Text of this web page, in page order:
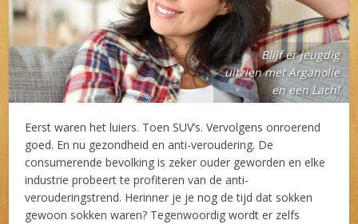
Blijf er jeugdig
uitzien met Arganolie
en een Lach!
Eerst waren het luiers. Toen SUV’s. Vervolgens onroerend
goed. En nu gezondheid en anti-veroudering. De
consumerende bevolking is zeker ouder geworden en elke
industrie probeert te profiteren van de anti-
verouderingstrend. Herinner je je nog de tijd dat sokken
gewoon sokken waren? Tegenwoordig wordt er zelfs